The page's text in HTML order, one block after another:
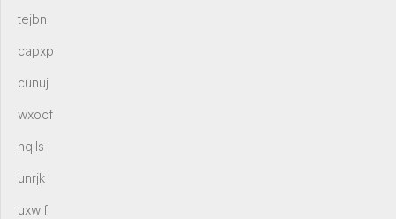
tejbn
capxp
cunuj
wxocf
nqlls
unrjk
uxwlf